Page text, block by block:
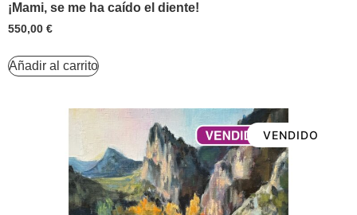
¡Mami, se me ha caído el diente!
550,00 €
Añadir al carrito
VENDIDO